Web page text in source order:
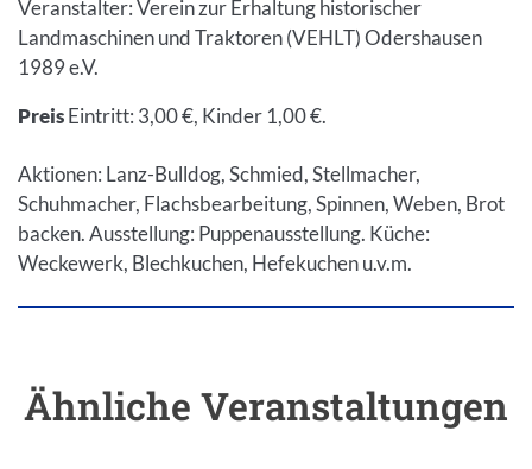
Veranstalter: Verein zur Erhaltung historischer
Landmaschinen und Traktoren (VEHLT) Odershausen
1989 e.V.
PreisEintritt: 3,00 €, Kinder 1,00 €.
Aktionen: Lanz-Bulldog, Schmied, Stellmacher,
Schuhmacher, Flachsbearbeitung, Spinnen, Weben, Brot
backen. Ausstellung: Puppenausstellung. Küche:
Weckewerk, Blechkuchen, Hefekuchen u.v.m.
Ähnliche Veranstaltungen